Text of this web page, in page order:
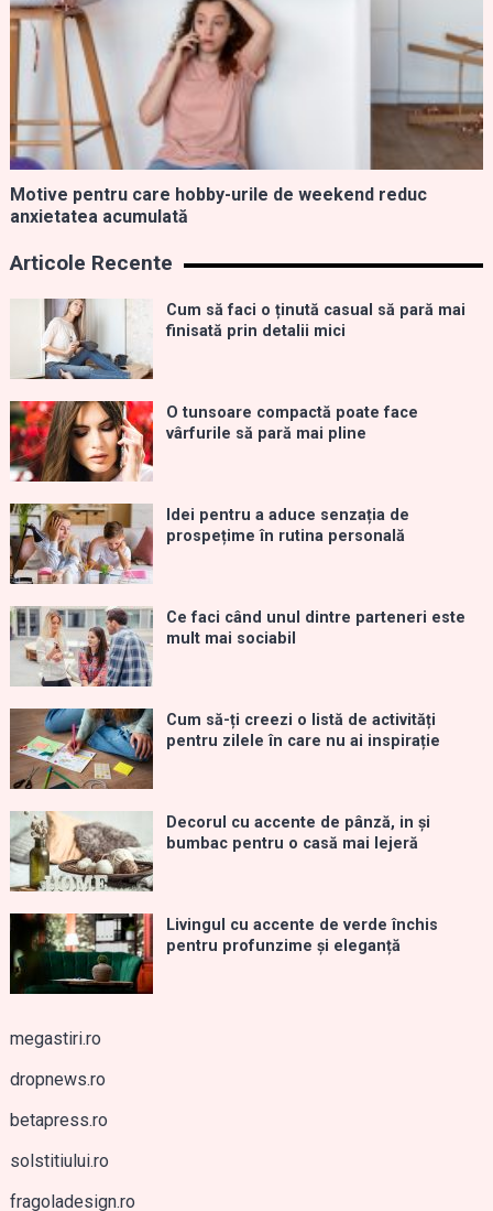
Motive pentru care hobby-urile de weekend reduc
anxietatea acumulată
Articole Recente
Cum să faci o ținută casual să pară mai
finisată prin detalii mici
O tunsoare compactă poate face
vârfurile să pară mai pline
Idei pentru a aduce senzația de
prospețime în rutina personală
Ce faci când unul dintre parteneri este
mult mai sociabil
Cum să-ți creezi o listă de activități
pentru zilele în care nu ai inspirație
Decorul cu accente de pânză, in și
bumbac pentru o casă mai lejeră
Livingul cu accente de verde închis
pentru profunzime și eleganță
megastiri.ro
dropnews.ro
betapress.ro
solstitiului.ro
fragoladesign.ro